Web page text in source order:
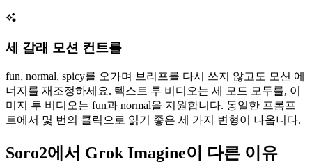
세 갈래 모션 컨트롤
fun, normal, spicy를 오가며 브리프를 다시 쓰지 않고도 모션 에
너지를 재조정하세요. 텍스트 투 비디오는 세 모드 모두를, 이
미지 투 비디오는 fun과 normal을 지원합니다. 동일한 프롬프
트에서 몇 번의 클릭으로 읽기 좋은 세 가지 변형이 나옵니다.
Soro2에서 Grok Imagine이 다른 이유